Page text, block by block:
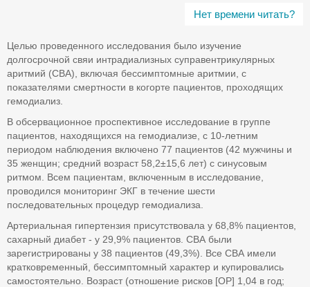
Нет времени читать?
Целью проведенного исследования было изучение
долгосрочной свяи интрадиализных суправентрикулярных
аритмий (СВА), включая бессимптомные аритмии, с
показателями смертности в когорте пациентов, проходящих
гемодиализ.
В обсервационное проспективное исследование в группе
пациентов, находящихся на гемодиализе, с 10-летним
периодом наблюдения включено 77 пациентов (42 мужчины и
35 женщин; средний возраст 58,2±15,6 лет) с синусовым
ритмом. Всем пациентам, включенным в исследование,
проводился мониторинг ЭКГ в течение шести
последовательных процедур гемодиализа.
Артериальная гипертензия присутствовала у 68,8% пациентов,
сахарный диабет - у 29,9% пациентов. СВА были
зарегистрированы у 38 пациентов (49,3%). Все СВА имели
кратковременный, бессимптомный характер и купировались
самостоятельно. Возраст (отношение рисков [ОР] 1,04 в год;